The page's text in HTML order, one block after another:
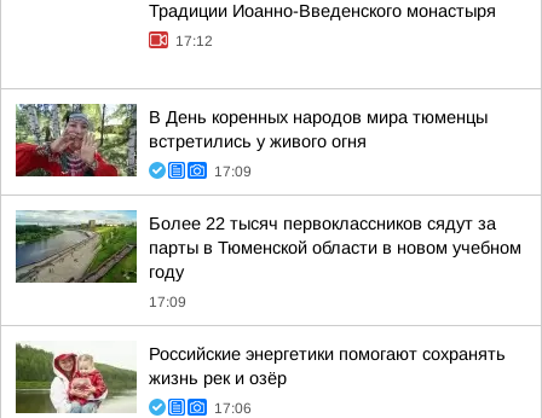
Традиции Иоанно-Введенского монастыря
17:12
В День коренных народов мира тюменцы
встретились у живого огня
17:09
Более 22 тысяч первоклассников сядут за
парты в Тюменской области в новом учебном
году
17:09
Российские энергетики помогают сохранять
жизнь рек и озёр
17:06